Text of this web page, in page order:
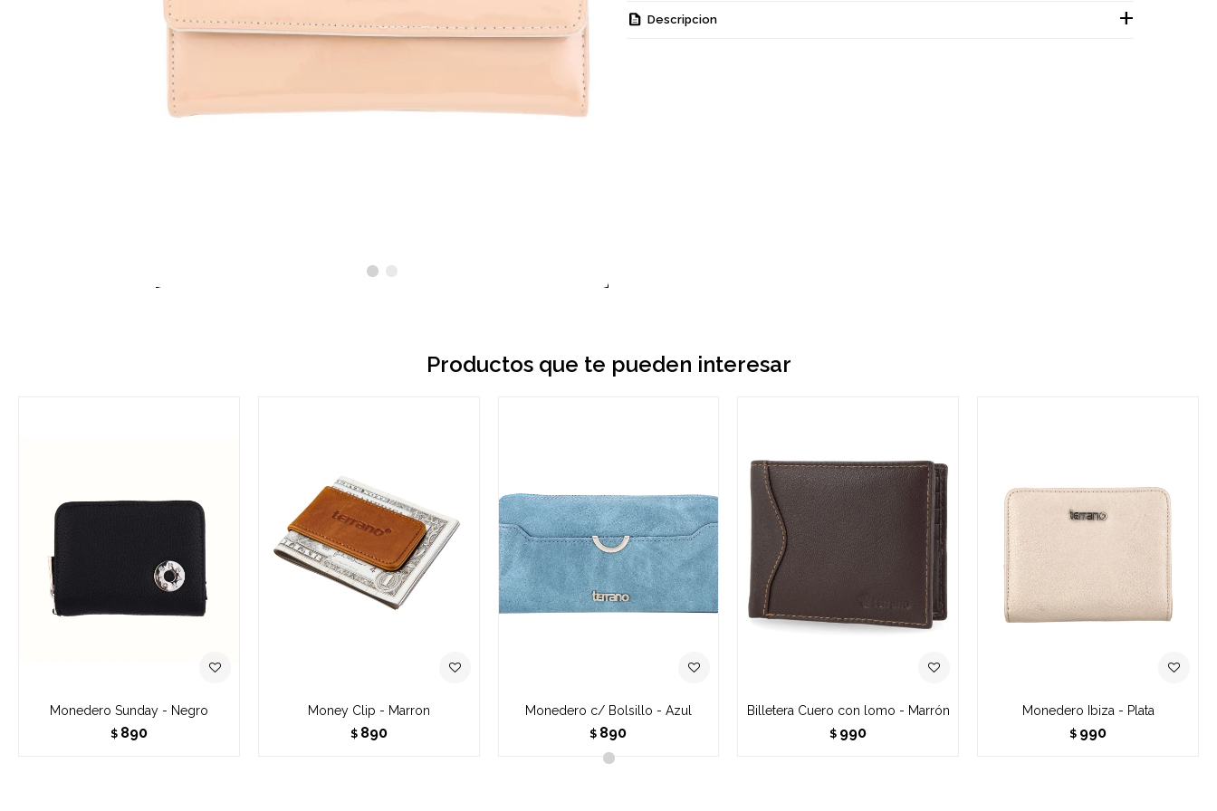
Descripcion
Productos que te pueden interesar
Monedero Sunday - Negro
$ 890
Money Clip - Marron
$ 890
Monedero c/ Bolsillo - Azul
$ 890
Billetera Cuero con lomo - Marrón
$ 990
Monedero Ibiza - Plata
$ 990